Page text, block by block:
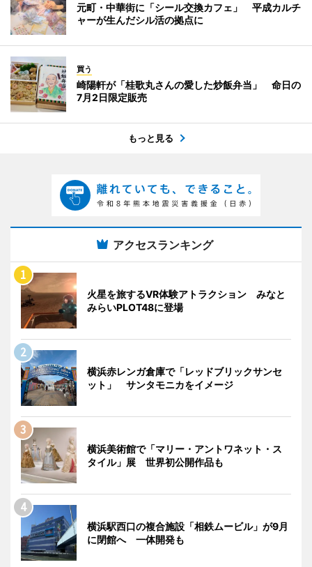
元町・中華街に「シール交換カフェ」 平成カルチ
ャーが生んだシル活の拠点に
買う
崎陽軒が「桂歌丸さんの愛した炒飯弁当」 命日の
7月2日限定販売
もっと見る
アクセスランキング
火星を旅するVR体験アトラクション みなと
みらいPLOT48に登場
横浜赤レンガ倉庫で「レッドブリックサンセ
ット」 サンタモニカをイメージ
横浜美術館で「マリー・アントワネット・ス
タイル」展 世界初公開作品も
横浜駅西口の複合施設「相鉄ムービル」が9月
に閉館へ 一体開発も